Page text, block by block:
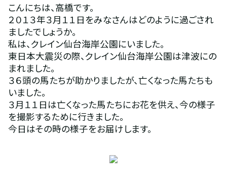
こんにちは、高橋です。
２０１３年３月１１日をみなさんはどのように過ごされ
ましたでしょうか。
私は、クレイン仙台海岸公園にいました。
東日本大震災の際、クレイン仙台海岸公園は津波にの
まれました。
３６頭の馬たちが助かりましたが、亡くなった馬たちも
いました。
３月１１日は亡くなった馬たちにお花を供え、今の様子
を撮影するために行きました。
今日はその時の様子をお届けします。